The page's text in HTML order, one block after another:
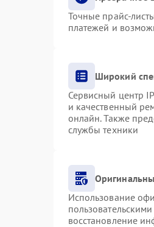
Точные прайс-
платежей и
Широкий
Сервисный центр
и качественный
онлайн. Также
службы техники
Использование
восстановление